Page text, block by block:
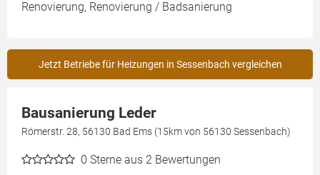
Renovierung, Renovierung / Badsanierung
Jetzt Betriebe für Heizungen in Sessenbach vergleichen
Bausanierung Leder
Römerstr. 28, 56130 Bad Ems (15km von 56130 Sessenbach)
0 Sterne aus 2 Bewertungen